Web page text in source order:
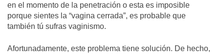
en el momento de la penetración o esta es imposible
porque sientes la “vagina cerrada”, es probable que
también tú sufras vaginismo.
Afortunadamente, este problema tiene solución. De hecho,